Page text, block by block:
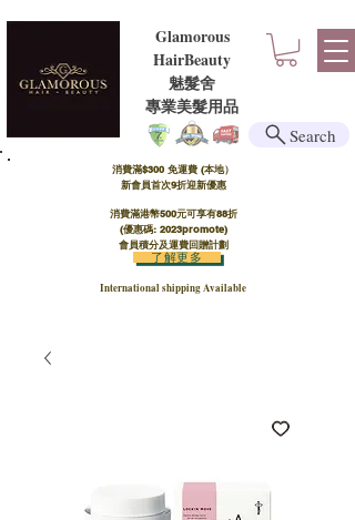
Glamorous
HairBeauty
魅髮舍
​​專業美髮用品
消費滿$300 免運費 (本地）​
新會員首次9折迎新優惠
消費滿港幣500元可享有88折
(優惠碼: 2023promote)
會員積分及運費回贈計劃
International shipping Available
了解更多
Search